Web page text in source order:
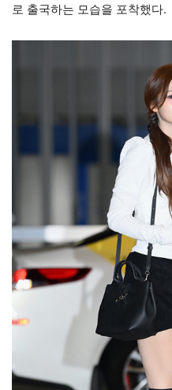
로 출국하는 모습을 포착했다.